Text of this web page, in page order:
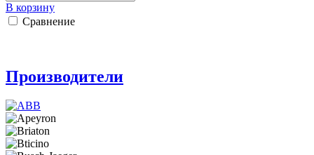
В корзину
Сравнение
Производители